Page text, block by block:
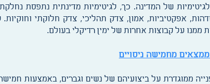
של המדינה. כך, לגיטימיות מדינתית נתפסת
אפקטיביות, אמון, צדק תהליכי, צדק חלוקתי
על קבוצות אחרות של ימין רדיקלי בעולם.
מחמישה ניסויים
ממוגדרת על ביצועיהם של נשים וגברים, באמצעות חמישה